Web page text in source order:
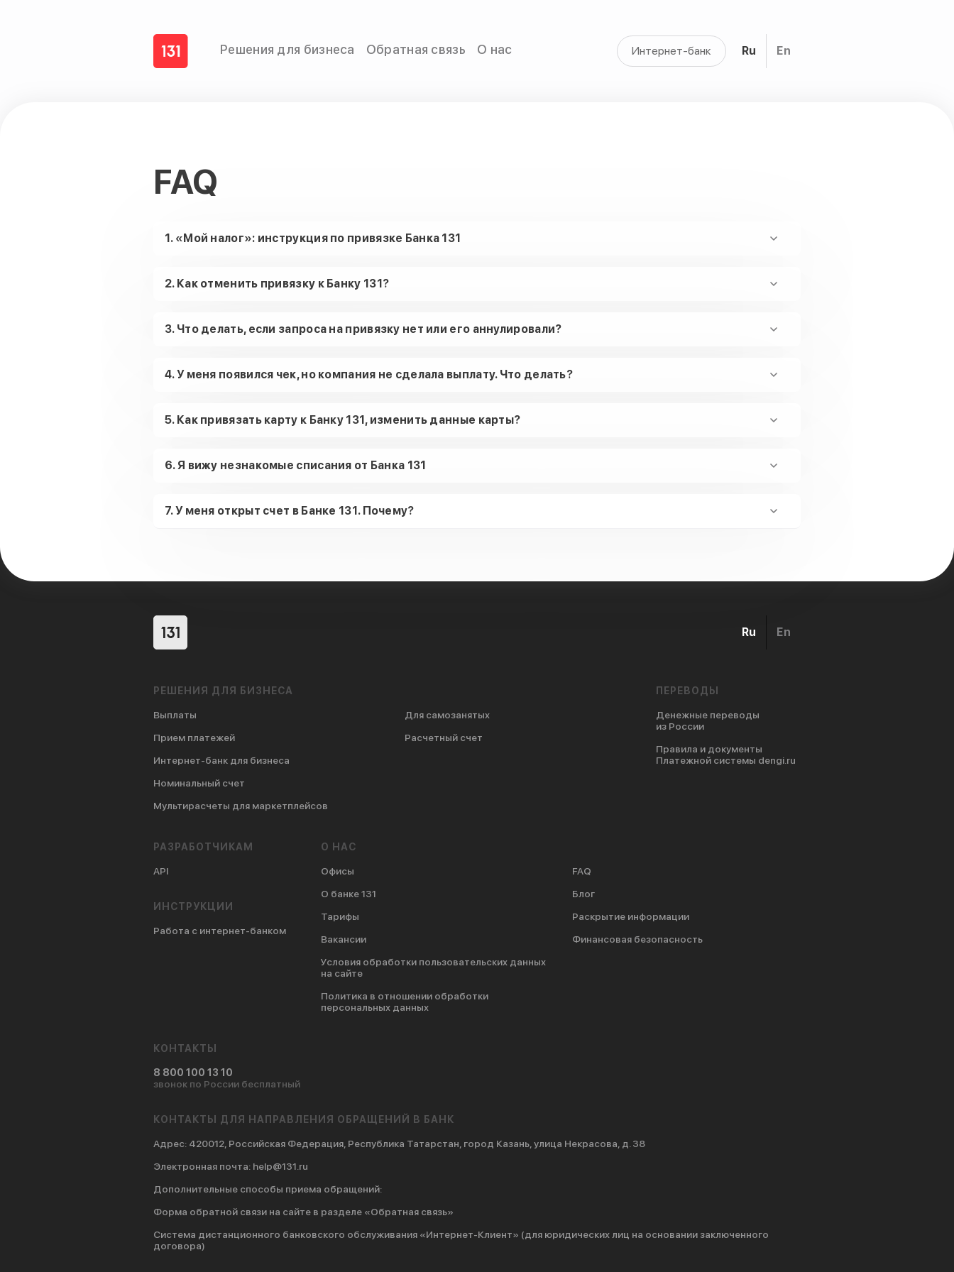
Интернет-банк
Решения для бизнеса Обратная связь О нас Ru En
FAQ
1. «Мой налог»: инструкция по привязке Банка 131
2. Как отменить привязку к Банку 131?
3. Что делать, если запроса на привязку нет или его аннулировали?
4. У меня появился чек, но компания не сделала выплату. Что делать?
5. Как привязать карту к Банку 131, изменить данные карты?
6. Я вижу незнакомые списания от Банка 131
7. У меня открыт счет в Банке 131. Почему?
Ru En
РЕШЕНИЯ ДЛЯ БИЗНЕСА
Выплаты
Прием платежей
Интернет-банк для бизнеса
Номинальный счет
Мультирасчеты для маркетплейсов
Для самозанятых
Расчетный счет
ПЕРЕВОДЫ
Денежные переводы
из России
Правила и документы
Платежной системы dengi.ru
РАЗРАБОТЧИКАМ
API
ИНСТРУКЦИИ
Работа с интернет-банком
О НАС
Офисы
О банке 131
Тарифы
Вакансии
Условия обработки пользовательских данных
на сайте
Политика в отношении обработки
персональных данных
FAQ
Блог
Раскрытие информации
Финансовая безопасность
КОНТАКТЫ
8 800 100 13 10
звонок по России бесплатный
КОНТАКТЫ ДЛЯ НАПРАВЛЕНИЯ ОБРАЩЕНИЙ В БАНК
Адрес: 420012, Российская Федерация, Республика Татарстан, город Казань, улица Некрасова, д. 38
Электронная почта: help@131.ru
Дополнительные способы приема обращений:
Форма обратной связи на сайте в разделе «Обратная связь»
Система дистанционного банковского обслуживания «Интернет-Клиент» (для юридических лиц на основании заключенного
договора)